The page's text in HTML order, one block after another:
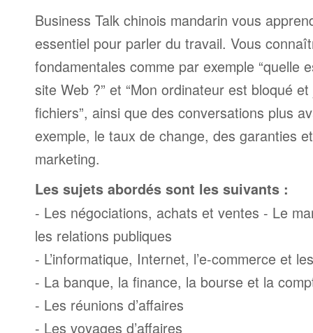
Business Talk chinois mandarin vous
essentiel pour parler du travail. Vous
fondamentales comme par exemple “quelle
site Web ?” et “Mon ordinateur est bloqué
fichiers”, ainsi que des conversations plus
exemple, le taux de change, des garanties
marketing.
Les sujets abordés sont les suivants :
- Les négociations, achats et ventes - Le
les relations publiques
- L’informatique, Internet, l’e-commerce et
- La banque, la finance, la bourse et la
- Les réunions d’affaires
- Les voyages d’affaires